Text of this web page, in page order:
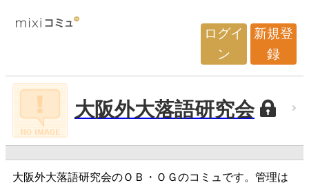
ログイ
ン
新規登
録
大阪外大落語研究会
大阪外大落語研究会のＯＢ・ＯＧのコミュです。管理は